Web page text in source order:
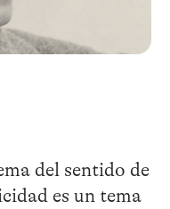
del sentido de
es un tema